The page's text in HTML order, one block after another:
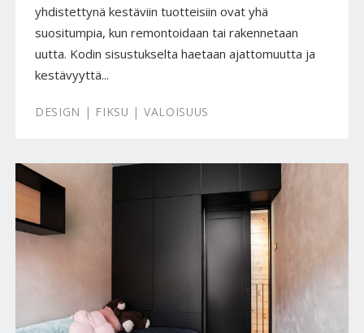
yhdistettynä kestäviin tuotteisiin ovat yhä
suositumpia, kun remontoidaan tai rakennetaan
uutta. Kodin sisustukselta haetaan ajattomuutta ja
kestävyyttä...
DESIGN | FIKSU | VALOISUUS